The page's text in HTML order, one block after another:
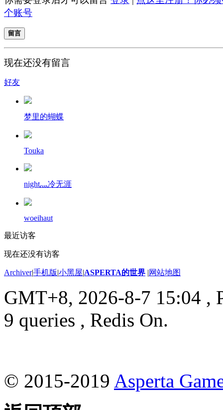
个账号
留言
现在还没有留言
好友
梦里的蝴蝶
Touka
night灬冷无涯
woeihaut
最近访客
现在还没有访客
Archiver|手机版|小黑屋|ASPERTA的世界 |网站地图
GMT+8, 2026-8-7 15:04 ,
9 queries , Redis On.
© 2015-2019 Asperta